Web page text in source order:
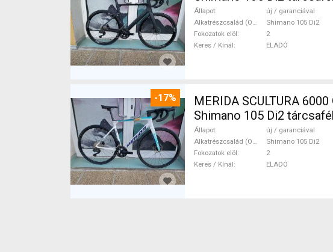
Állapot
új / garanciával
Alkatrészcsalád (Outi)
Shimano 105 Di2
Fokozatok elöl
2
Keres / Kínál
ELADÓ
-17%
MERIDA SCULTURA
Shimano 105 Di2
Állapot
új / garanciával
Alkatrészcsalád (Outi)
Shimano 105 Di2
Fokozatok elöl
2
Keres / Kínál
ELADÓ